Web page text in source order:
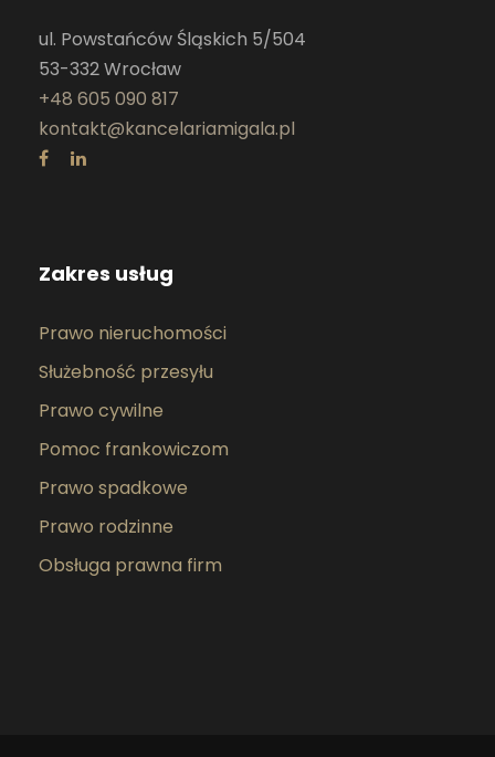
ul. Powstańców Śląskich 5/504
53-332 Wrocław
+48 605 090 817
kontakt@kancelariamigala.pl
Zakres usług
Prawo nieruchomości
Służebność przesyłu
Prawo cywilne
Pomoc frankowiczom
Prawo spadkowe
Prawo rodzinne
Obsługa prawna firm